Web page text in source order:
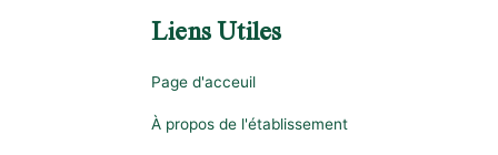
Liens Utiles
Page d'acceuil
À propos de l'établissement